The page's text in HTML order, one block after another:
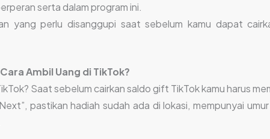
serta dalam program ini.
yang perlu disanggupi saat sebelum kamu dapat
Ambil Uang di TikTok?
Saat sebelum cairkan saldo gift TikTok kamu harus
pastikan hadiah sudah ada di lokasi, mempunyai